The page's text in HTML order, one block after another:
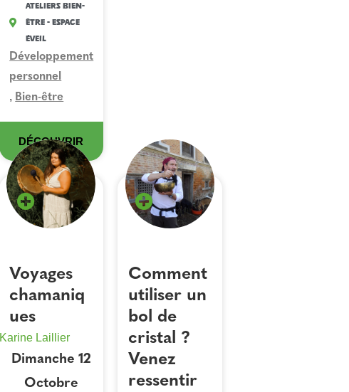
Ateliers Bien-
Être - Espace
Éveil
Développement
personnel
, Bien-être
DÉCOUVRIR
Voyages
chamaniq
ues
Karine Laillier
Dimanche 12
Octobre
Comment
utiliser un
bol de
cristal ?
Venez
ressentir